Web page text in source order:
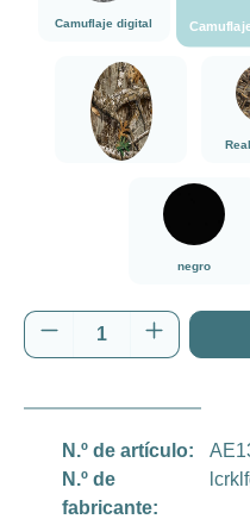
Camuflaje digital
###Realtree
negro
negro
Cantidad del
N.º de artículo:
N.º de
fabricante: